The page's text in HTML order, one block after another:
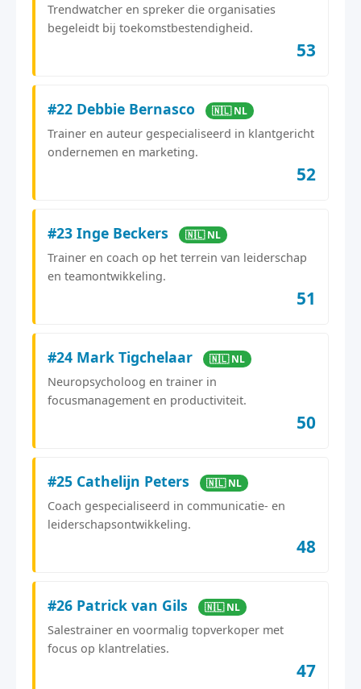
Trendwatcher en spreker die organisaties
begeleidt bij toekomstbestendigheid.
53
#22 Debbie Bernasco 🇳🇱 NL
Trainer en auteur gespecialiseerd in klantgericht
ondernemen en marketing.
52
#23 Inge Beckers 🇳🇱 NL
Trainer en coach op het terrein van leiderschap
en teamontwikkeling.
51
#24 Mark Tigchelaar 🇳🇱 NL
Neuropsycholoog en trainer in
focusmanagement en productiviteit.
50
#25 Cathelijn Peters 🇳🇱 NL
Coach gespecialiseerd in communicatie- en
leiderschapsontwikkeling.
48
#26 Patrick van Gils 🇳🇱 NL
Salestrainer en voormalig topverkoper met
focus op klantrelaties.
47